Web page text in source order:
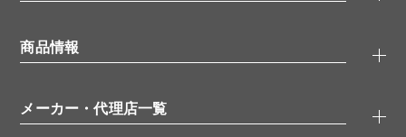
ELISA/ELISpot検索
品番検索
無料サンプル
ウェビナー （オンラインセミナー）
学会・展示スケジュール
商品情報
抗体
メーカー・代理店一覧